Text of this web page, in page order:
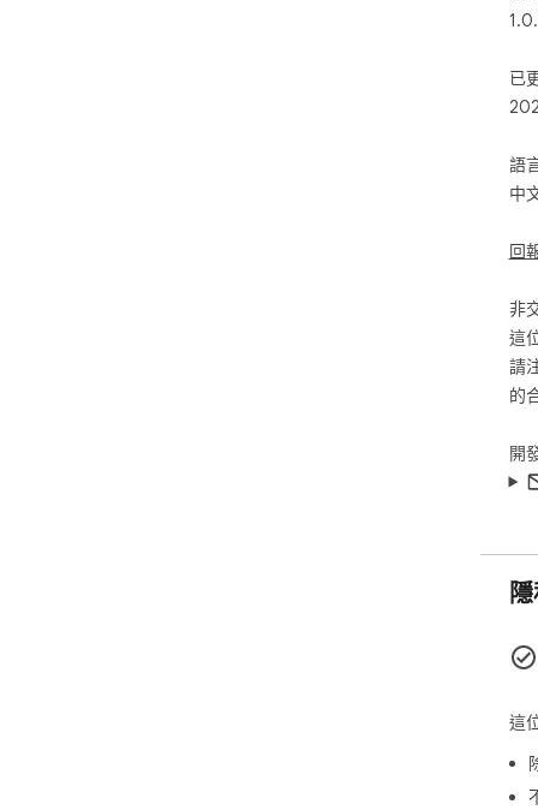
已
回
語
中
開
非
這
請
的
這